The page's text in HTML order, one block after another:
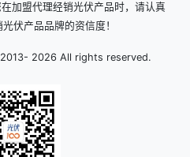
加盟代理经销光伏产品时，请认真
伏产品品牌的资信度！
2026 All rights reserved.